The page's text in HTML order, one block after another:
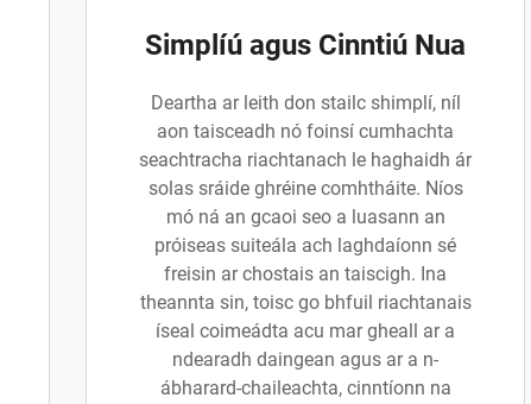
Simplíú agus Cinntiú Nua
Deartha ar leith don stailc shimplí, níl
aon taisceadh nó foinsí cumhachta
seachtracha riachtanach le haghaidh ár
solas sráide ghréine comhtháite. Níos
mó ná an gcaoi seo a luasann an
próiseas suiteála ach laghdaíonn sé
freisin ar chostais an taiscigh. Ina
theannta sin, toisc go bhfuil riachtanais
íseal coimeádta acu mar gheall ar a
ndearadh daingean agus ar a n-
ábharard-chaileachta, cinntíonn na